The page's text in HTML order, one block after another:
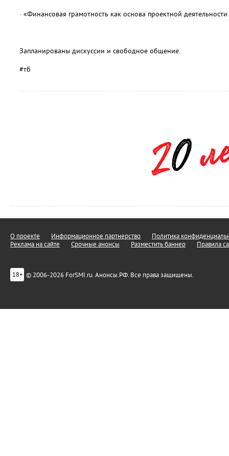
· «Финансовая грамотность как основа проектной
Запланированы дискуссии и свободное общение.
#тб
О проекте Информационное партнерство
Политика
Реклама на сайте
Срочные анонсы Разместить баннер Правила
18+ © 2006-2026 ForSMI.ru. Анонсы.РФ. Все права защищены.